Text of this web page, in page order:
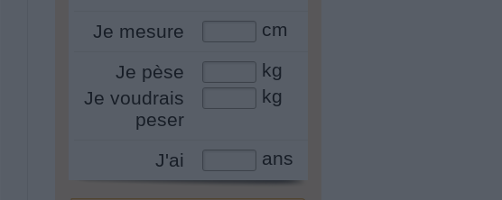
Je mesure cm
Je pèse
kg
Je voudrais
peser
kg
J'ai ans